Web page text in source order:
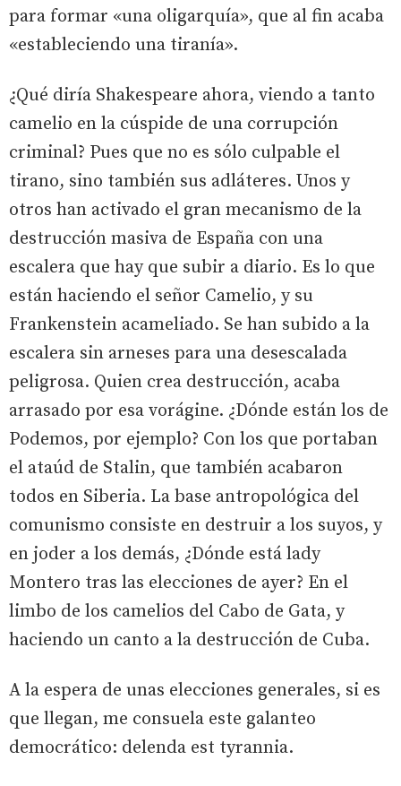
para formar «una oligarquía», que al fin acaba
«estableciendo una tiranía».
¿Qué diría Shakespeare ahora, viendo a tanto
camelio en la cúspide de una corrupción
criminal? Pues que no es sólo culpable el
tirano, sino también sus adláteres. Unos y
otros han activado el gran mecanismo de la
destrucción masiva de España con una
escalera que hay que subir a diario. Es lo que
están haciendo el señor Camelio, y su
Frankenstein acameliado. Se han subido a la
escalera sin arneses para una desescalada
peligrosa. Quien crea destrucción, acaba
arrasado por esa vorágine. ¿Dónde están los de
Podemos, por ejemplo? Con los que portaban
el ataúd de Stalin, que también acabaron
todos en Siberia. La base antropológica del
comunismo consiste en destruir a los suyos, y
en joder a los demás, ¿Dónde está lady
Montero tras las elecciones de ayer? En el
limbo de los camelios del Cabo de Gata, y
haciendo un canto a la destrucción de Cuba.
A la espera de unas elecciones generales, si es
que llegan, me consuela este galanteo
democrático: delenda est tyrannia.